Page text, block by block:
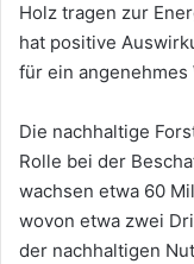
Holz tragen zur
hat positive
für ein
Die nachhaltige
Rolle bei der
wachsen etwa 60
wovon etwa zwei
der nachhaltigen